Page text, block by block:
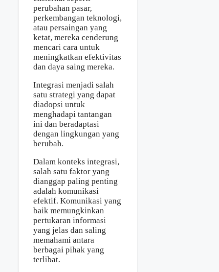
perubahan pasar,
perkembangan teknologi,
atau persaingan yang
ketat, mereka cenderung
mencari cara untuk
meningkatkan efektivitas
dan daya saing mereka.
Integrasi menjadi salah
satu strategi yang dapat
diadopsi untuk
menghadapi tantangan
ini dan beradaptasi
dengan lingkungan yang
berubah.
Dalam konteks integrasi,
salah satu faktor yang
dianggap paling penting
adalah komunikasi
efektif. Komunikasi yang
baik memungkinkan
pertukaran informasi
yang jelas dan saling
memahami antara
berbagai pihak yang
terlibat.